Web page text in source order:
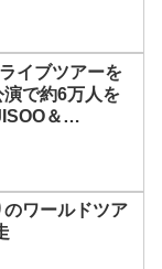
イブツアーを
で約6万人を
＆
のワールドツア